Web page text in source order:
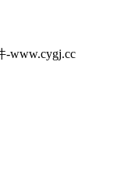
-www.cygj.cc